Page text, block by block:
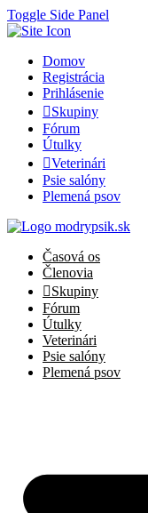
Toggle Side Panel
Domov
Registrácia
Prihlásenie
Skupiny
Fórum
Útulky
Veterinári
Psie salóny
Plemená psov
Časová os
Členovia
Skupiny
Fórum
Útulky
Veterinári
Psie salóny
Plemená psov